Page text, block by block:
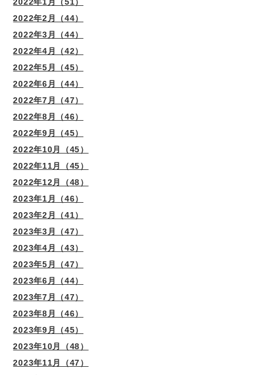
2022年1月（51）
2022年2月（44）
2022年3月（44）
2022年4月（42）
2022年5月（45）
2022年6月（44）
2022年7月（47）
2022年8月（46）
2022年9月（45）
2022年10月（45）
2022年11月（45）
2022年12月（48）
2023年1月（46）
2023年2月（41）
2023年3月（47）
2023年4月（43）
2023年5月（47）
2023年6月（44）
2023年7月（47）
2023年8月（46）
2023年9月（45）
2023年10月（48）
2023年11月（47）